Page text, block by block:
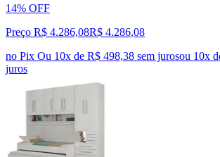
14% OFF
Preço R$ 4.286,08R$ 4.286,08
no Pix Ou 10x de R$ 498,38 sem jurosou 10x
juros